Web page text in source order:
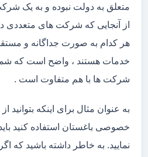
متعلق به دولت نبوده و به یک
از آنجایی که شرکت های متعددی
هر کدام به صورت جداگانه و
خدمات هستند ، واضح است که
شرکت ها با هم متفاوت است .
به عنوان مثال برای اینکه بتوانید
خصوصی باغستان استفاده کنید
نمایید. به خاطر داشته باشید که